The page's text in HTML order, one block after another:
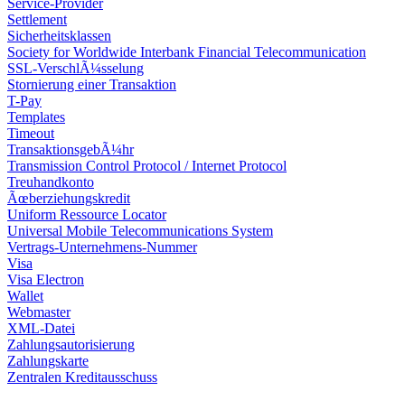
Service-Provider
Settlement
Sicherheitsklassen
Society for Worldwide Interbank Financial Telecommunication
SSL-VerschlÃ¼sselung
Stornierung einer Transaktion
T-Pay
Templates
Timeout
TransaktionsgebÃ¼hr
Transmission Control Protocol / Internet Protocol
Treuhandkonto
Ãœberziehungskredit
Uniform Ressource Locator
Universal Mobile Telecommunications System
Vertrags-Unternehmens-Nummer
Visa
Visa Electron
Wallet
Webmaster
XML-Datei
Zahlungsautorisierung
Zahlungskarte
Zentralen Kreditausschuss